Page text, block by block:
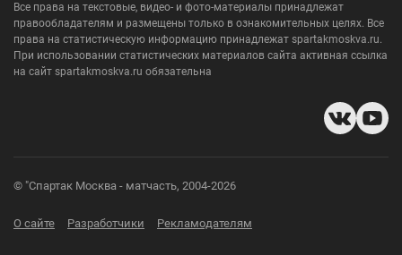
Все права на текстовые, видео- и фото-материалы принадлежат
правообладателям и размещены только в ознакомительных целях. Все
права на статистическую информацию принадлежат spartakmoskva.ru.
При использовании статистических материалов сайта активная ссылка
на сайт spartakmoskva.ru обязательна
© "Спартак Москва - матчасть, 2004-2026
О сайте Разработчики Рекламодателям